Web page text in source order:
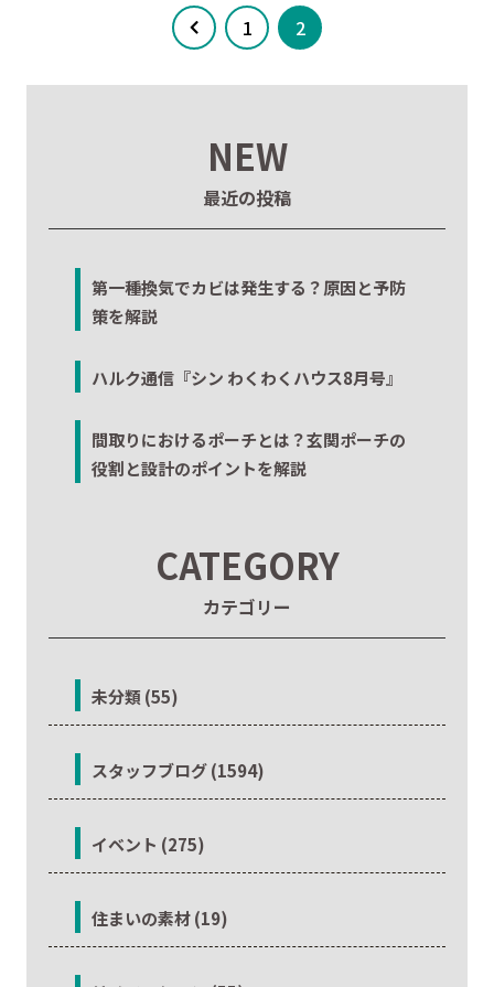
1 2
NEW
最近の投稿
第一種換気でカビは発生する？原因と予防
策を解説
ハルク通信『シン わくわくハウス8月号』
間取りにおけるポーチとは？玄関ポーチの
役割と設計のポイントを解説
CATEGORY
カテゴリー
未分類 (55)
スタッフブログ (1594)
イベント (275)
住まいの素材 (19)